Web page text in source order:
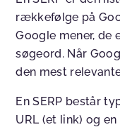
rækkefølge på
Google mener,
søgeord. Når
den mest
En SERP består
URL (et link) og